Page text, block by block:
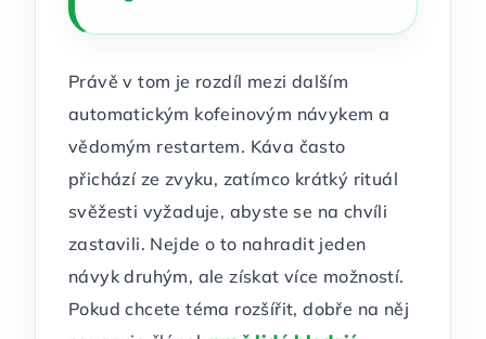
Právě v tom je rozdíl mezi dalším
automatickým kofeinovým návykem a
vědomým restartem. Káva často
přichází ze zvyku, zatímco krátký rituál
svěžesti vyžaduje, abyste se na chvíli
zastavili. Nejde o to nahradit jeden
návyk druhým, ale získat více možností.
Pokud chcete téma rozšířit, dobře na něj